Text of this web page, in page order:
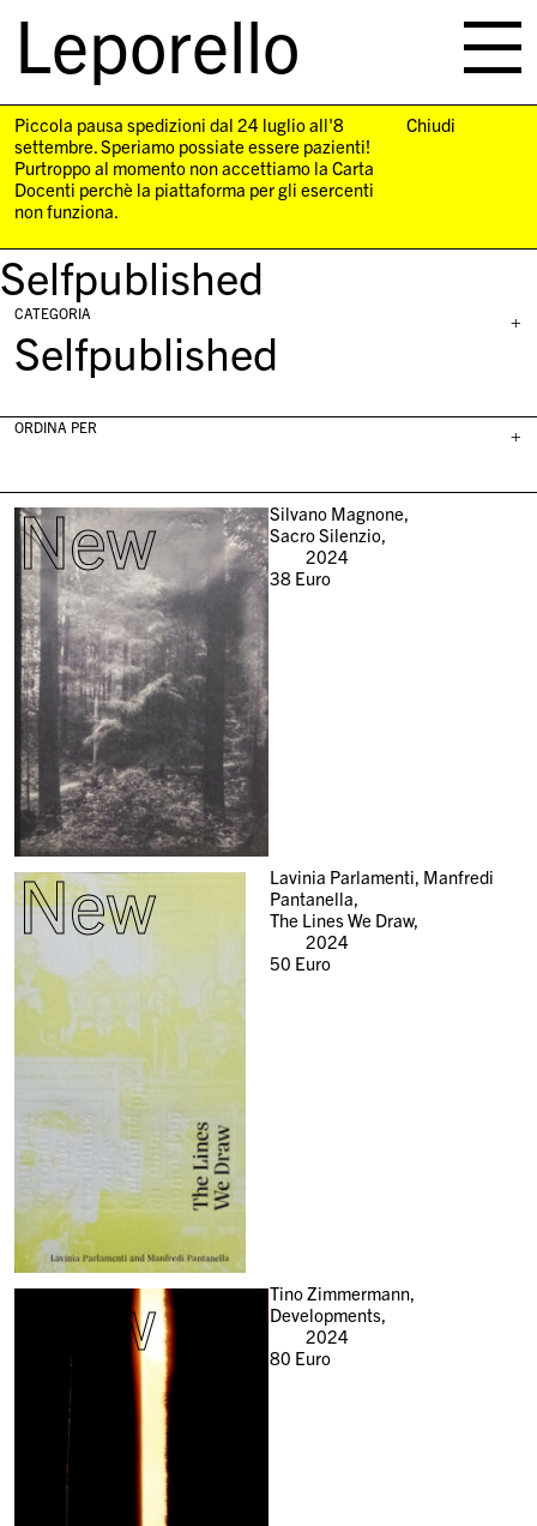
Leporello
navigation
Piccola pausa spedizioni dal 24 luglio all'8
settembre. Speriamo possiate essere pazienti!
Purtroppo al momento non accettiamo la Carta
Docenti perchè la piattaforma per gli esercenti
non funziona.
Chiudi
Selfpublished
+
CATEGORIA
Selfpublished
+
ORDINA PER
New
Silvano Magnone,
Sacro Silenzio,
2024
38Euro
New
Lavinia Parlamenti, Manfredi
Pantanella,
The Lines We Draw,
2024
50 Euro
New
Tino Zimmermann,
Developments,
2024
80 Euro